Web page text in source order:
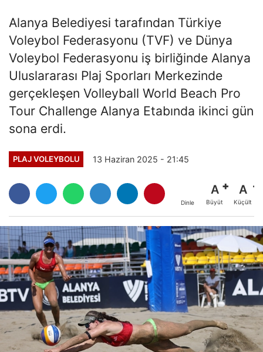
Alanya Belediyesi tarafından Türkiye
Voleybol Federasyonu (TVF) ve Dünya
Voleybol Federasyonu iş birliğinde Alanya
Uluslararası Plaj Sporları Merkezinde
gerçekleşen Volleyball World Beach Pro
Tour Challenge Alanya Etabında ikinci gün
sona erdi.
PLAJ VOLEYBOLU 13 Haziran 2025 - 21:45
Dinle
A
Büyüt
A
Küçült